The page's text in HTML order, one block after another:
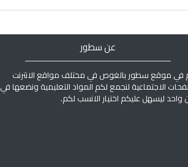
عن سطور
في موقع سطور بالغوص في مختلف مواقع الانترنت
الاجتماعية لنجمع لكم المواد التعليمية ونضعها في
واحد ليسهل عليكم اختيار الانسب لكم.